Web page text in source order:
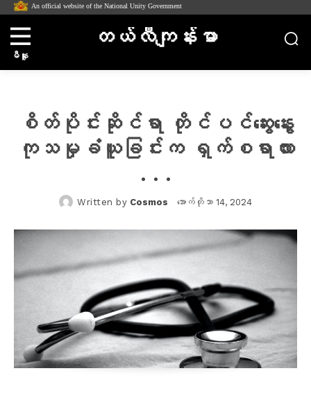
An official website of the National Unity Government
မီနူး
တယ်လီကျန်းမာ
စိတ်ပိုင်းဆိုင်ရာ တိုင်ပင်ဆွေးနွေး
ကုသမှုခံယူခြင်းက ရှက်စရာလား
. . .
Written by Cosmos အောက်တိုဘာ 14, 2024